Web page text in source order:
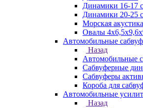
Динамики 16-17
Динамики 20-25
Морская акустика
Овалы
Автомобильные
Назад
Автомобильные
Сабвуферные
Сабвуферы
Короба для
Автомобильные
Назад